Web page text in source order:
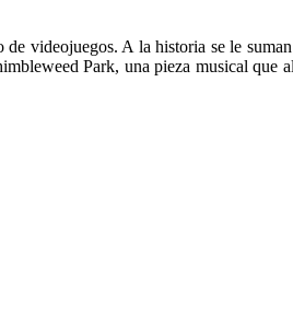
videojuegos. A la historia se le
Park, una pieza musical que